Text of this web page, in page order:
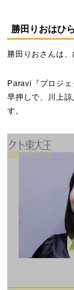
勝田りおはひ
勝田りおさんは、
Paravi『プロジ
早押しで、川上
す。